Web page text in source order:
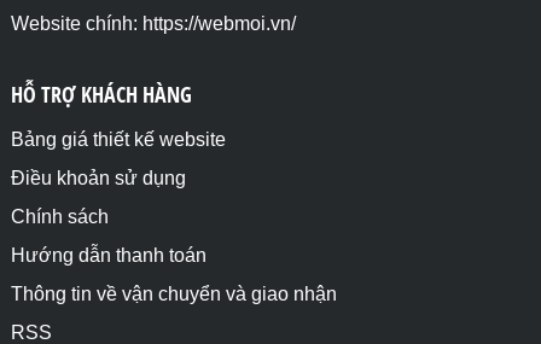
Website chính: https://webmoi.vn/
HỖ TRỢ KHÁCH HÀNG
Bảng giá thiết kế website
Điều khoản sử dụng
Chính sách
Hướng dẫn thanh toán
Thông tin về vận chuyển và giao nhận
RSS